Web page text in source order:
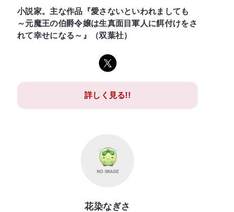
小説家。主な作品『愛さないといわれましても
～元魔王の伯爵令嬢は生真面目軍人に餌付けをさ
れて幸せになる～』（双葉社）
詳しく見る!!
花染なぎさ